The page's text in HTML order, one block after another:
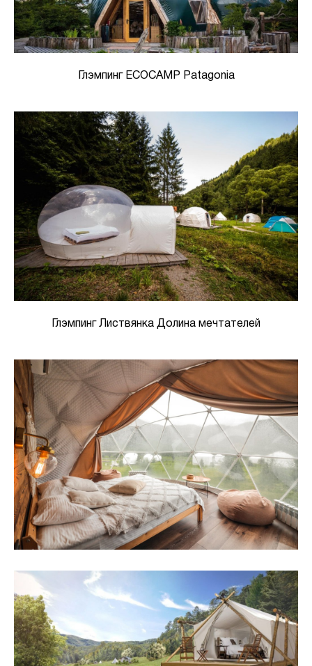
Глэмпинг ECOCAMP Patagonia
Глэмпинг Листвянка Долина мечтателей